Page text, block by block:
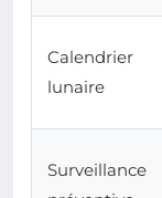
Calendrier
lunaire
Surveillance